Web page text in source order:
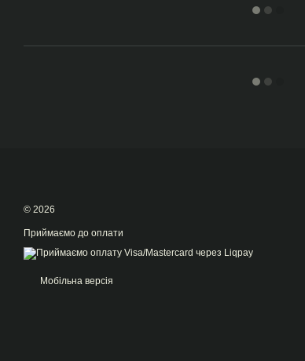
© 2026
Приймаємо до оплати
Мобільна версія